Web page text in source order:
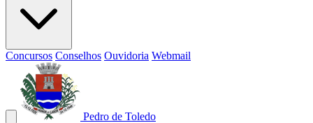
Concursos Conselhos Ouvidoria Webmail
Pedro de Toledo